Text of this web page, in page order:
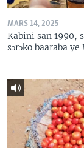
MARS 14, 2025
Kabini san 1990,
sɔrɔko baaraba ye